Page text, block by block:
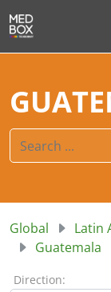
Global
Latin
Guatemala
Direction: